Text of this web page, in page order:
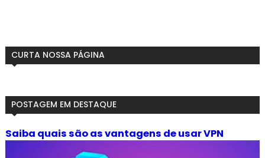
CURTA NOSSA PÁGINA
POSTAGEM EM DESTAQUE
Saiba quais são as vantagens de usar VPN